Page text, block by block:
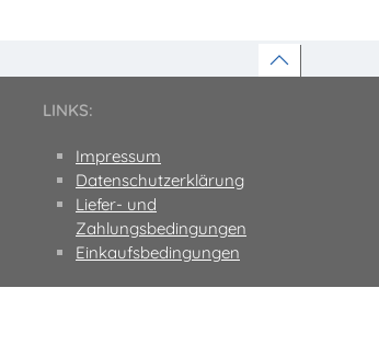
LINKS:
Impressum
Datenschutzerklärung
Liefer- und
Zahlungsbedingungen
Einkaufsbedingungen